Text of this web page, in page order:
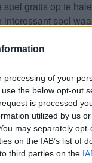
processing of your
the below opt-out
is processed
utilized by us
may separately
on the IAB’s list of
third parties on the
gratis op te
spel
en ga nu naar
ontwikkelaar
van de